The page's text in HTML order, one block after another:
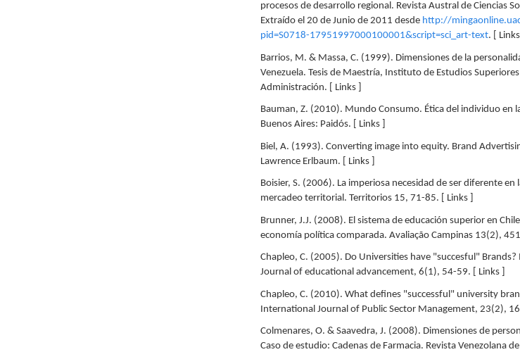
procesos de desarrollo regional. Revista Austral de Ciencias
Extraído el 20 de Junio de 2011 desde http://
pid=S0718-17951997000100001&script=sci_art-text. [ Links ]
Barrios, M. & Massa, C. (1999). Dimensiones de la
Venezuela. Tesis de Maestría, Instituto de Estudios
Administración. [ Links ]
Bauman, Z. (2010). Mundo Consumo. Ética del individuo en
Buenos Aires: Paidós. [ Links ]
Biel, A. (1993). Converting image into equity. Brand
Lawrence Erlbaum. [ Links ]
Boisier, S. (2006). La imperiosa necesidad de ser diferente en
mercadeo territorial. Territorios 15, 71-85. [ Links ]
Brunner, J.J. (2008). El sistema de educación superior en
economía política comparada. Avaliação Campinas 13(2),
Chapleo, C. (2005). Do Universities have "succesful"
Journal of educational advancement, 6(1), 54-59. [ Links ]
Chapleo, C. (2010). What defines "successful" university
International Journal of Public Sector Management, 23(2),
Colmenares, O. & Saavedra, J. (2008). Dimensiones de
Caso de estudio: Cadenas de Farmacia. Revista Venezolana